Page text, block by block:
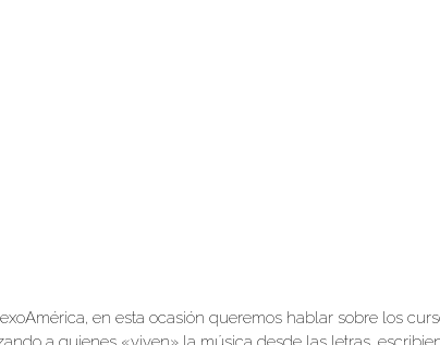
en esta ocasión queremos hablar sobre los